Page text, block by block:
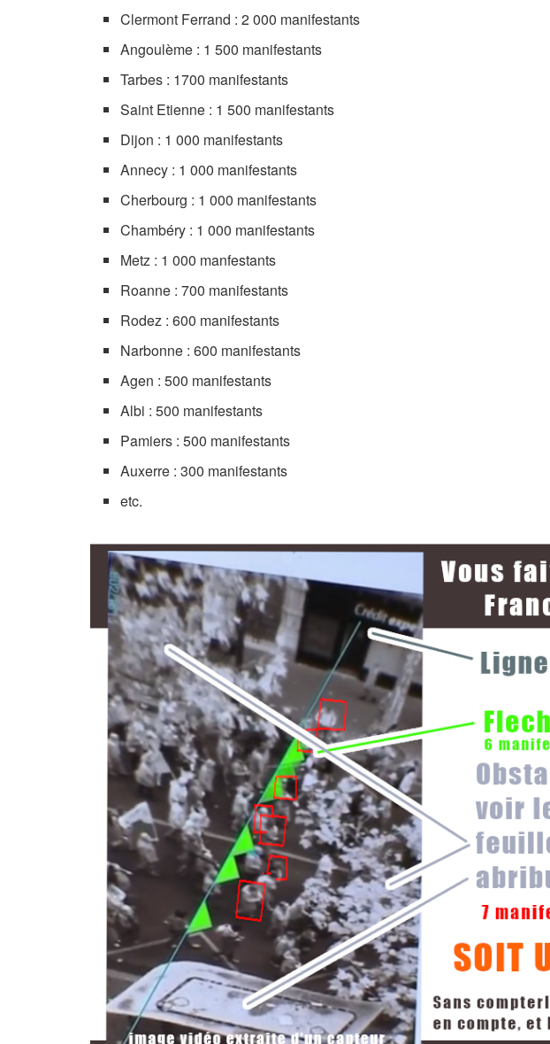
Clermont Ferrand : 2 000 manifestants
Angoulème : 1 500 manifestants
Tarbes : 1700 manifestants
Saint Etienne : 1 500 manifestants
Dijon : 1 000 manifestants
Annecy : 1 000 manifestants
Cherbourg : 1 000 manifestants
Chambéry : 1 000 manifestants
Metz : 1 000 manfestants
Roanne : 700 manifestants
Rodez : 600 manifestants
Narbonne : 600 manifestants
Agen : 500 manifestants
Albi : 500 manifestants
Pamiers : 500 manifestants
Auxerre : 300 manifestants
etc.